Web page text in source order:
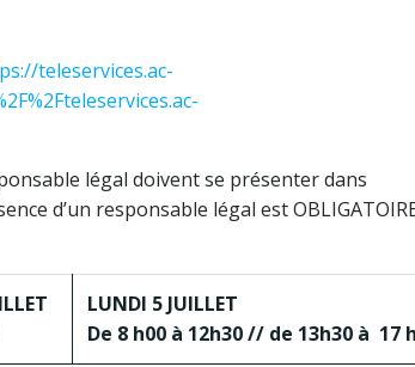
teleservices.ac-
légal doivent se présenter dans
d’un responsable légal est
LUNDI 5 JUILLET
De 8 h00 à 12h30 // de 13h30 à 17